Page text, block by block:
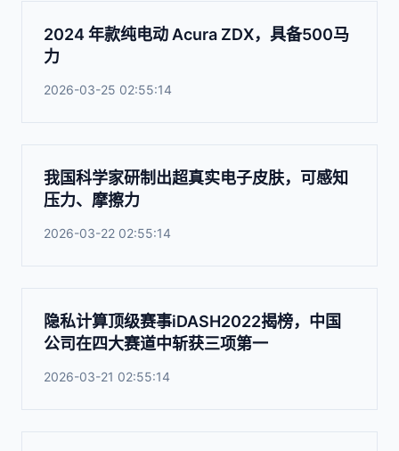
2024 年款纯电动 Acura ZDX，具备500马
力
2026-03-25 02:55:14
我国科学家研制出超真实电子皮肤，可感知
压力、摩擦力
2026-03-22 02:55:14
隐私计算顶级赛事iDASH2022揭榜，中国
公司在四大赛道中斩获三项第一
2026-03-21 02:55:14